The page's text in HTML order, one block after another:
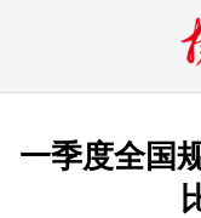
一季度全国